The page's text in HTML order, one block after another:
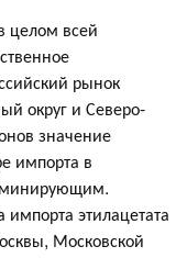
целом всей
рынок
округ и Северо-
значение
импорта в
этилацетата
Московской